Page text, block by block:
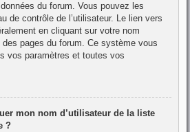
du forum. Vous pouvez les
de contrôle de l’utilisateur. Le lien vers
en cliquant sur votre nom
des pages du forum. Ce système vous
vos paramètres et toutes vos
mon nom d’utilisateur de la liste
?